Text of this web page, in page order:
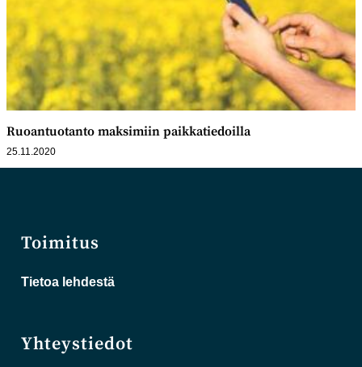
Ruoantuotanto maksimiin paikkatiedoilla
25.11.2020
Toimitus
Tietoa lehdestä
Yhteystiedot